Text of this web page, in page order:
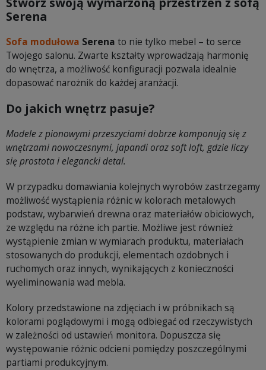
Serena
Sofa modułowa Serena to nie tylko mebel – to serce
Twojego salonu. Zwarte kształty wprowadzają harmonię
do wnętrza, a możliwość konfiguracji pozwala idealnie
dopasować narożnik do każdej aranżacji.
Do jakich wnętrz pasuje?
Modele z pionowymi przeszyciami dobrze komponują się z
wnętrzami nowoczesnymi, japandi oraz soft loft, gdzie liczy
się prostota i elegancki detal.
W przypadku domawiania kolejnych wyrobów zastrzegamy
możliwość wystąpienia różnic w kolorach metalowych
podstaw, wybarwień drewna oraz materiałów obiciowych,
ze względu na różne ich partie. Możliwe jest również
wystąpienie zmian w wymiarach produktu, materiałach
stosowanych do produkcji, elementach ozdobnych i
ruchomych oraz innych, wynikających z konieczności
wyeliminowania wad mebla.
Kolory przedstawione na zdjęciach i w próbnikach są
kolorami poglądowymi i mogą odbiegać od rzeczywistych
w zależności od ustawień monitora. Dopuszcza się
występowanie różnic odcieni pomiędzy poszczególnymi
partiami produkcyjnym.